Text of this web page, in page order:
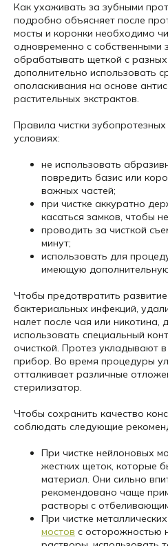
Как ухаживать за зубными
подробно объясняет после
мосты и коронки необходимо
одновременно с собственными
обрабатывать щеткой с
дополнительно использовать
ополаскивания на основе
растительных экстрактов.
Правила чистки
условиях:
не использовать
повредить базис или
важных частей;
при чистке аккуратно
касаться замков, чтобы
проводить за чисткой
минут;
использовать для
имеющую
Чтобы предотвратить
бактериальных инфекций,
налет после чая или никотина,
использовать специальный
очисткой. Протез укладывают
прибор. Во время процедуры
отталкивает различные
стерилизатор.
Чтобы сохранить качество
соблюдать следующие
При чистке нейлоновых
жестких щеток, которые
материал. Они сильно
рекомендовано чаще
растворы с
При чистке
мостов с осторожностью